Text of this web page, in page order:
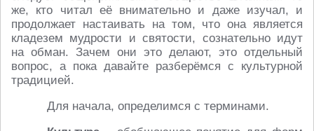
же, кто читал её внимательно и даже изучал, и
продолжает настаивать на том, что она является
кладезем мудрости и святости, сознательно идут
на обман. Зачем они это делают, это отдельный
вопрос, а пока давайте разберёмся с культурной
традицией.
Для начала, определимся с терминами.